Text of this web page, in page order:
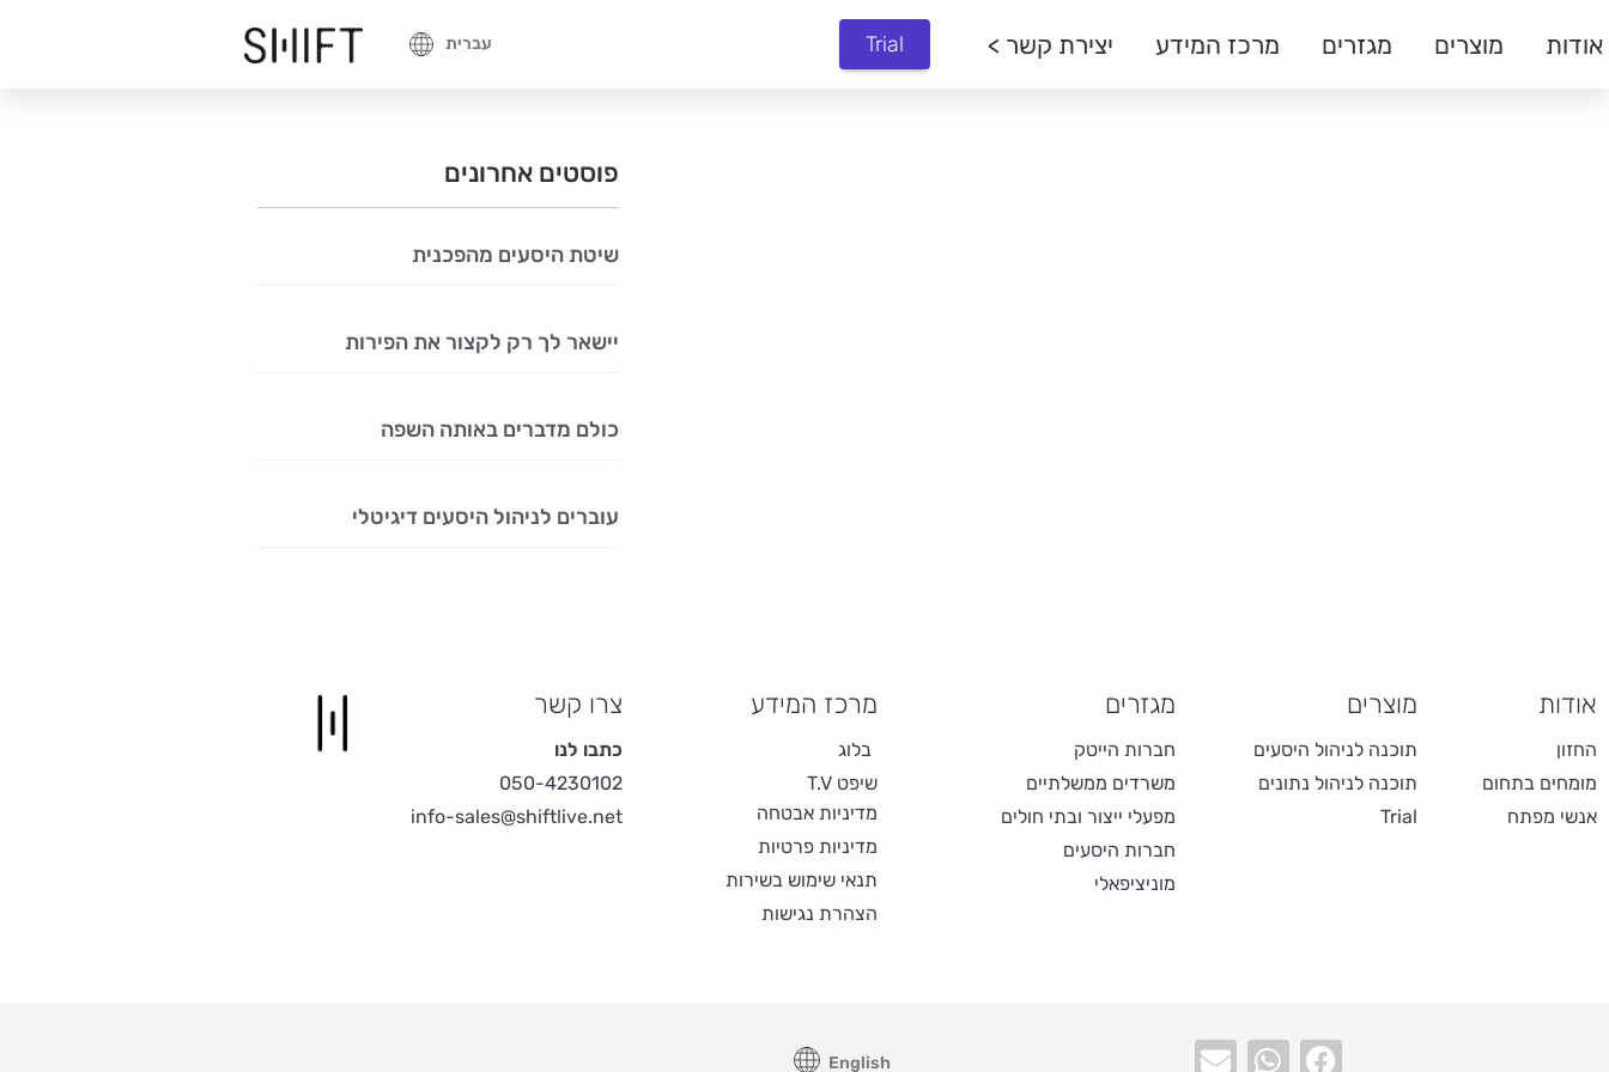
אודות מוצרים מגזרים מרכז המידע יצירת קשר > Trial עברית
פוסטים אחרונים
שיטת היסעים מהפכנית
יישאר לך רק לקצור את הפירות
כולם מדברים באותה השפה
עוברים לניהול היסעים דיגיטלי
אודות
החזון
מומחים בתחום
אנשי מפתח
מוצרים
תוכנה לניהול היסעים
תוכנה לניהול נתונים
Trial
מגזרים
חברות הייטק
משרדים ממשלתיים
מפעלי ייצור ובתי חולים
חברות היסעים
מוניציפאלי
מרכז המידע
בלוג
שיפט T.V
מדיניות אבטחה
מדיניות פרטיות
תנאי שימוש בשירות
הצהרת נגישות
צרו קשר
כתבו לנו
050-4230102
info-sales@shiftlive.net
English